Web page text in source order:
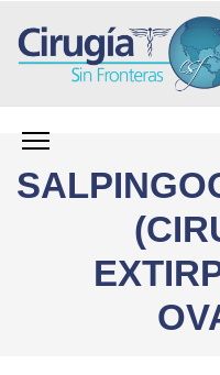
contenido
(presiona
CIRUGÍA SIN
Programa para
necesitan cirugía